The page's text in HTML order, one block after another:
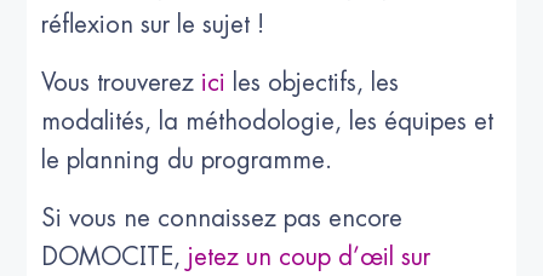
réflexion sur le sujet !
Vous trouverez ici
les objectifs, les
modalités, la méthodologie, les équipes et
le planning du programme.
Si vous ne connaissez pas encore
DOMOCITE, jetez un coup d’œil sur